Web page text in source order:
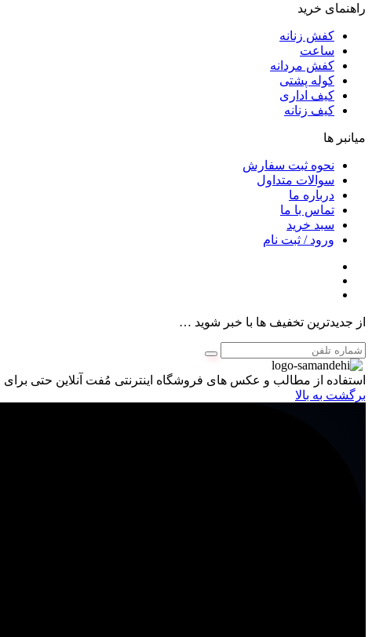
راهنمای خرید
کفش زنانه
ساعت
کفش مردانه
کوله پشتی
کیف اداری
کیف زنانه
میانبر ها
نحوه ثبت سفارش
سوالات متداول
درباره ما
تماس با ما
سبد خرید
ورود / ثبت نام
از جدیدترین تخفیف ها با خبر شوید …
استفاده از مطالب و عکس های فروشگاه اینترنتی مُفت آنلاین حتی
برگشت به بالا